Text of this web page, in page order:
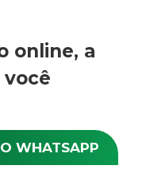
online, a
WHATSAPP